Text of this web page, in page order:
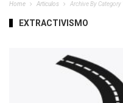
Home Articulos Archive By
EXTRACTIVISMO